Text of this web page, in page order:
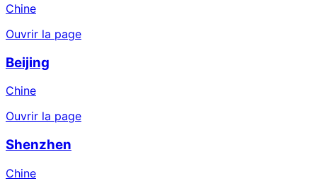
Chine
Ouvrir la page
Beijing
Chine
Ouvrir la page
Shenzhen
Chine